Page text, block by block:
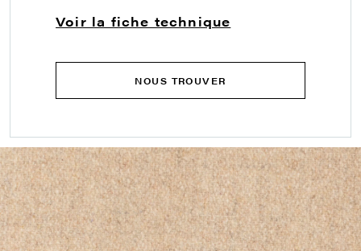
Voir la fiche technique
NOUS TROUVER